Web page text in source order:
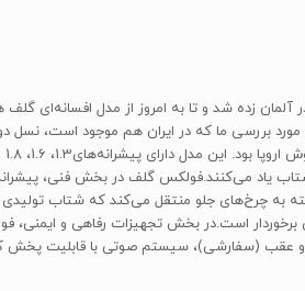
تولید «فولکس گلف» در سال 1974 در آلمان زده شد و تا
و عقب (سفارشی)، سیستم صوتی با قابلیت